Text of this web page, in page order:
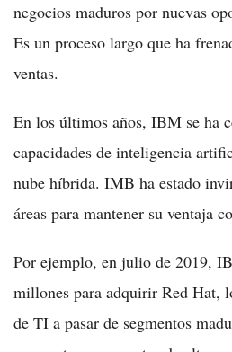
negocios maduros por nuevas
Es un proceso largo que ha
ventas.
En los últimos años, IBM se ha
capacidades de inteligencia
nube híbrida. IMB ha estado
áreas para mantener su ventaja
Por ejemplo, en julio de 2019,
millones para adquirir Red Hat,
de TI a pasar de segmentos